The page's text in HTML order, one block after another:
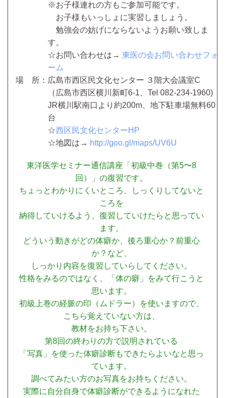
※お子様連れの方もご参加可能です。
お子様もいっしょに実習しましょう。
勉強会の妨げにならないようお願い致しま
す。
☆お問い合わせは→ 東医の会お問い合わせフォ
ーム
場 所：広島市西区民文化センター ３階大会議室C
（広島市西区横川新町6-1、Tel 082-234-1960)
JR横川駅南口より約200m、地下駐車場無料60
台
☆西区民文化センターHP
☆地図は→ http://goo.gl/maps/UV6U
東洋医学セミナー通信講座「初級中巻（第5〜8
回）」の復習です。
ちょっとわかりにくいところ、しっくりしてないと
ころを
納得していけるよう、復習していけたらと思ってい
ます。
どういう動きがどの体癖か、後ろ重心か？前重心
か？など、
しっかり内容を復習していらしてください。
性格をみるのではなく、「体の癖」をみて行こうと
思います。
初級上巻の経脈の印（ムドラー）を使いますので、
こちら覚えていない方は、
教材をお持ち下さい。
第8回の終わりの方で説明されている
「写真」を使った体癖診断もできたらよいなと思っ
ています。
調べてみたい方のお写真をお持ちください。
実際に自分自身で体癖診断ができるようになれた